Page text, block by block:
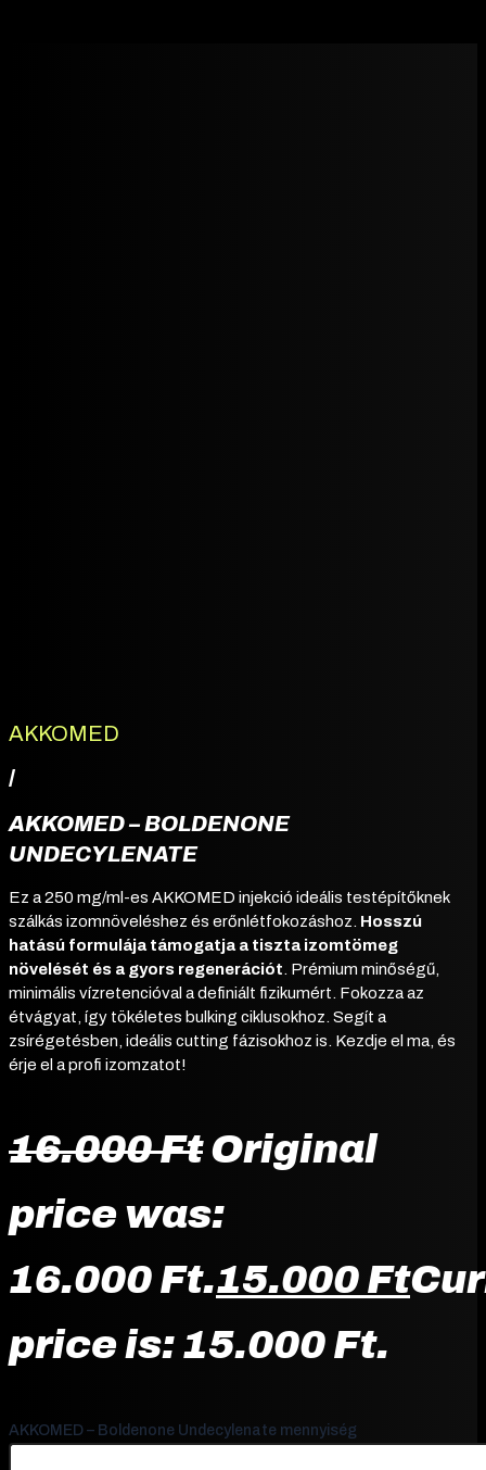
AKKOMED
/
AKKOMED – BOLDENONE
UNDECYLENATE
Ez a 250 mg/ml-es AKKOMED injekció ideális testépítőknek
szálkás izomnöveléshez és erőnlétfokozáshoz. Hosszú
hatású formulája támogatja a tiszta izomtömeg
növelését és a gyors regenerációt . Prémium minőségű,
minimális vízretencióval a definiált fizikumért. Fokozza az
étvágyat, így tökéletes bulking ciklusokhoz. Segít a
zsírégetésben, ideális cutting fázisokhoz is. Kezdje el ma, és
érje el a profi izomzatot!
16.000Ft Original
price was:
16.000 Ft.15.000 Ft
price is: 15.000 Ft.
AKKOMED – Boldenone Undecylenate mennyiség